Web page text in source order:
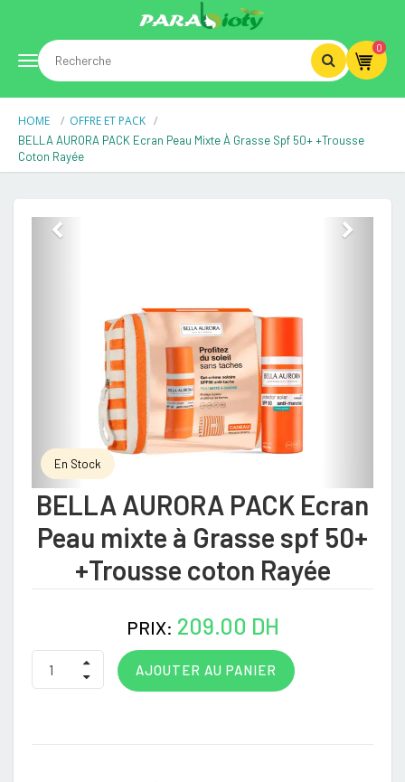
Toggle
navigation
0
HOME OFFRE ET PACK
BELLA AURORA PACK Ecran Peau Mixte À Grasse Spf 50+ +Trousse
Coton Rayée
En Stock
BELLA AURORA PACK Ecran
Peau mixte à Grasse spf 50+
+Trousse coton Rayée
PRIX: 209.00 DH
AJOUTER AU PANIER